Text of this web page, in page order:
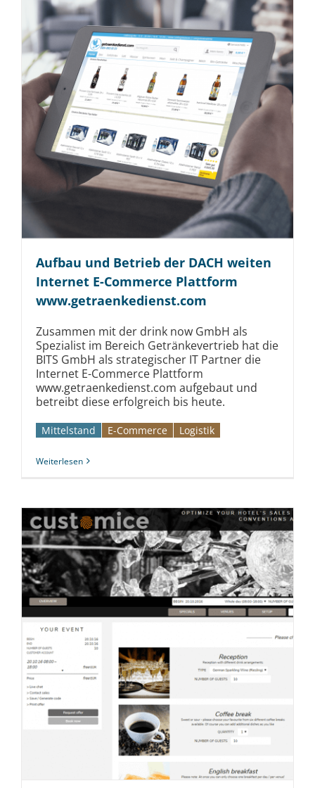
Aufbau und Betrieb der DACH weiten
Internet E-Commerce Plattform
www.getraenke­dienst.com
Zusammen mit der drink now GmbH als
Spezialist im Bereich Getränkevertrieb hat die
BITS GmbH als strategischer IT Partner die
Internet E-Commerce Plattform
www.getraenkedienst.com aufgebaut und
betreibt diese erfolgreich bis heute.
Mittelstand E-Commerce Logistik
Weiterlesen